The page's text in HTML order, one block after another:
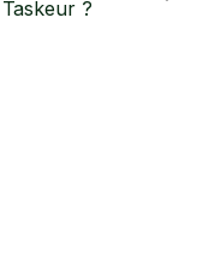
?